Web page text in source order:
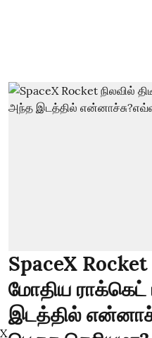
SpaceX
மோதிய
இடத்தில்
X